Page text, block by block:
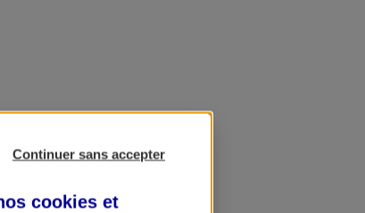
Continuer sans accepter
cookies et